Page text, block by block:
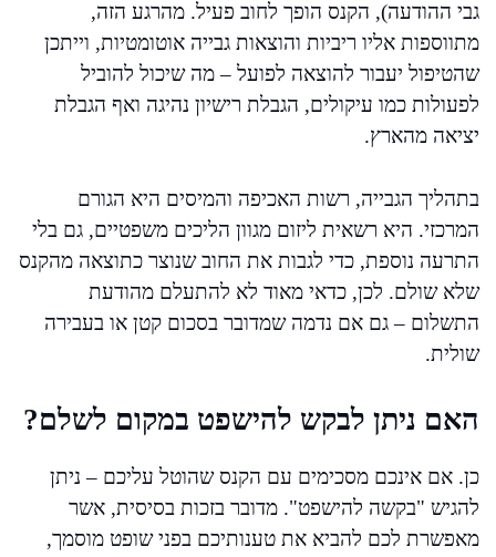
גבי ההודעה), הקנס הופך לחוב פעיל. מהרגע הזה,
מתווספות אליו ריביות והוצאות גבייה אוטומטיות, וייתכן
שהטיפול יעבור להוצאה לפועל – מה שיכול להוביל
לפעולות כמו עיקולים, הגבלת רישיון נהיגה ואף הגבלת
יציאה מהארץ.
בתהליך הגבייה, רשות האכיפה והמיסים היא הגורם
המרכזי. היא רשאית ליזום מגוון הליכים משפטיים, גם בלי
התרעה נוספת, כדי לגבות את החוב שנוצר כתוצאה מהקנס
שלא שולם. לכן, כדאי מאוד לא להתעלם מהודעת
התשלום – גם אם נדמה שמדובר בסכום קטן או בעבירה
שולית.
האם ניתן לבקש להישפט במקום לשלם?
כן. אם אינכם מסכימים עם הקנס שהוטל עליכם – ניתן
להגיש "בקשה להישפט". מדובר בזכות בסיסית, אשר
מאפשרת לכם להביא את טענותיכם בפני שופט מוסמך,